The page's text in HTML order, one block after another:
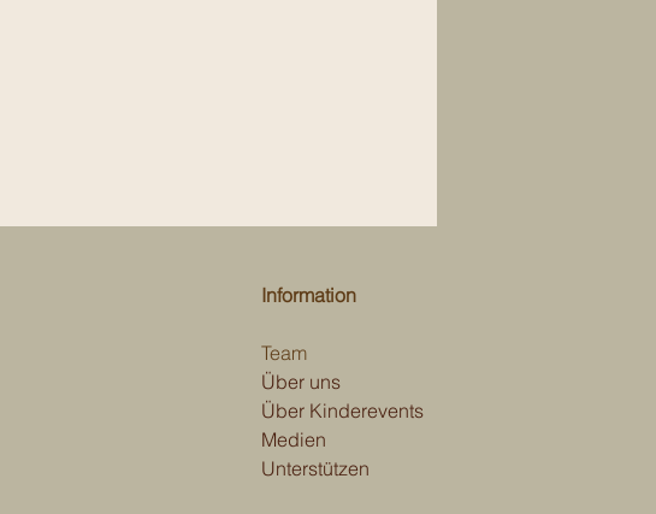
Information
Team
Über uns
Über Kinderevents
Medien
Unterstützen